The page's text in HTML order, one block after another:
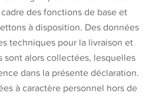
des fonctions de base et
à disposition. Des données
techniques pour la livraison et
alors collectées, lesquelles
dans la présente déclaration.
à caractère personnel hors de